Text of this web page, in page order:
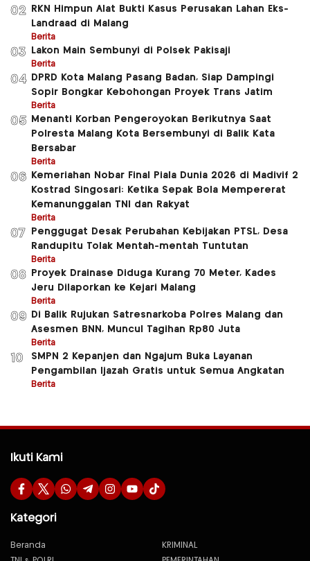
02
RKN Himpun Alat Bukti Kasus Perusakan Lahan Eks-
Landraad di Malang
Berita
03 Lakon Main Sembunyi di Polsek Pakisaji
Berita
04
DPRD Kota Malang Pasang Badan, Siap Dampingi
Sopir Bongkar Kebohongan Proyek Trans Jatim
Berita
05
Menanti Korban Pengeroyokan Berikutnya Saat
Polresta Malang Kota Bersembunyi di Balik Kata
Bersabar
Berita
06
Kemeriahan Nobar Final Piala Dunia 2026 di Madivif 2
Kostrad Singosari: Ketika Sepak Bola Mempererat
Kemanunggalan TNI dan Rakyat
Berita
07
Penggugat Desak Perubahan Kebijakan PTSL, Desa
Randupitu Tolak Mentah-mentah Tuntutan
Berita
08
Proyek Drainase Diduga Kurang 70 Meter, Kades
Jeru Dilaporkan ke Kejari Malang
Berita
09
Di Balik Rujukan Satresnarkoba Polres Malang dan
Asesmen BNN, Muncul Tagihan Rp80 Juta
Berita
10
SMPN 2 Kepanjen dan Ngajum Buka Layanan
Pengambilan Ijazah Gratis untuk Semua Angkatan
Berita
Ikuti Kami
Kategori
Beranda
KRIMINAL